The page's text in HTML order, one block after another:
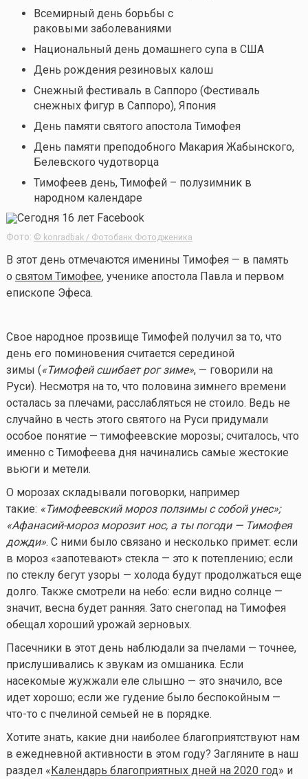
Всемирный день борьбы с
раковыми заболеваниями
Национальный день домашнего супа в США
День рождения резиновых калош
Снежный фестиваль в Саппоро (Фестиваль
снежных фигур в Саппоро), Япония
День памяти святого апостола Тимофея
День памяти преподобного Макария Жабынского,
Белевского чудотворца
Тимофеев день, Тимофей – полузимникв
народном календаре
Фото: © konradbak / Фотобанк Фотодженика
В этот день отмечаются именины Тимофея — в память
о святом Тимофее, ученике апостола Павла и первом
епископе Эфеса.
Свое народное прозвище Тимофей получил за то, что
день его поминовения считается серединой
зимы («Тимофей сшибает рог зиме», — говорили на
Руси). Несмотря на то, что половина зимнего времени
осталась за плечами, расслабляться не стоило. Ведь не
случайно в честь этого святого на Руси придумали
особое понятие — тимофеевские морозы; считалось, что
именно с Тимофеева дня начинались самые жестокие
вьюги и метели.
О морозах складывали поговорки, например
такие: «Тимофеевский мороз ползимы с собой унес»;
«Афанасий-мороз морозит нос, а ты погоди — Тимофея
дожди». С ними было связано и несколько примет: если
в мороз «запотевают» стекла — это к потеплению; если
по стеклу бегут узоры — холода будут продолжаться еще
долго. Также смотрели на небо: если видно солнце —
значит, весна будет ранняя. Зато снегопад на Тимофея
обещал хороший урожай зерновых.
Пасечники в этот день наблюдали за пчелами — точнее,
прислушивались к звукам из омшаника. Если
насекомые жужжали еле слышно — это значило, все
идет хорошо; если же гудение было беспокойным —
что-то с пчелиной семьей не в порядке.
Хотите знать, какие дни наиболее благоприятствуют нам
в ежедневной активности в этом году? Загляните в наш
раздел «Календарь благоприятных дней на 2020 год» и